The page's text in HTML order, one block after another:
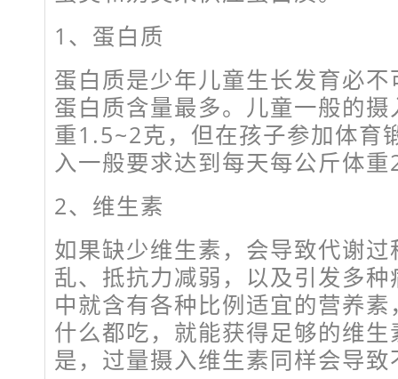
1、蛋白质
蛋白质是少年儿童生长发育必
蛋白质含量最多。儿童一般的
重1.5~2克，但在孩子参加体育
入一般要求达到每天每公斤体
2、维生素
如果缺少维生素，会导致代谢
乱、抵抗力减弱，以及引发多
中就含有各种比例适宜的营养
什么都吃，就能获得足够的维
是，过量摄入维生素同样会导